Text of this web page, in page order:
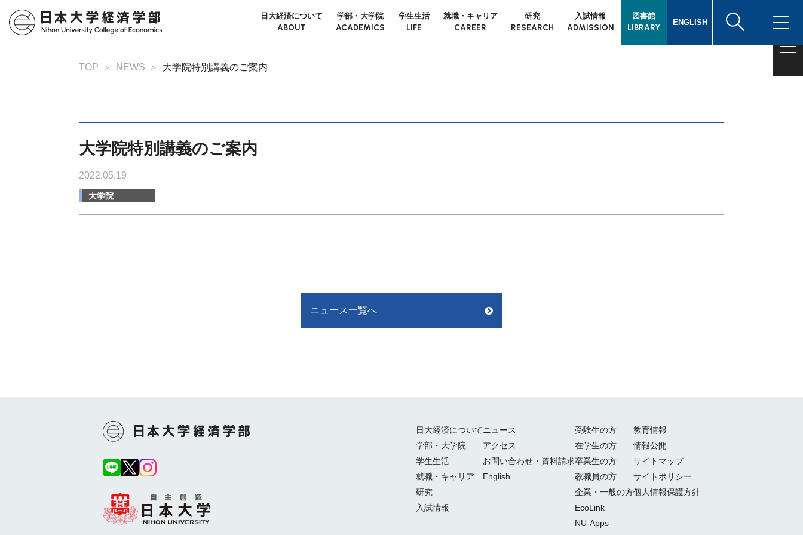
日大経済について
ABOUT
学部・大学院
ACADEMICS
学生生活
LIFE
就職・キャリア
CAREER
研究
RESEARCH
入試情報
ADMISSION
図書館
LIBRARY
ENGLISH
TOP NEWS 大学院特別講義のご案内
大学院特別講義のご案内
2022.05.19
大学院
ニュース一覧へ
日大経済について
学部・大学院
学生生活
就職・キャリア
研究
入試情報
ニュース
アクセス
お問い合わせ・資料請求
English
受験生の方
在学生の方
卒業生の方
教職員の方
企業・一般の方
EcoLink
NU-Apps
教育情報
情報公開
サイトマップ
サイトポリシー
個人情報保護方針